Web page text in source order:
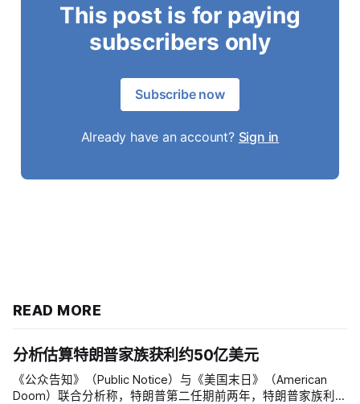
This post is for paying
subscribers only
Subscribe now
Already have an account? Sign in
READ MORE
分析估算特朗普家族获利约50亿美元
《公众告知》（Public Notice）与《美国末日》（American
Doom）联合分析称，特朗普第二任期前两年，特朗普家族利润